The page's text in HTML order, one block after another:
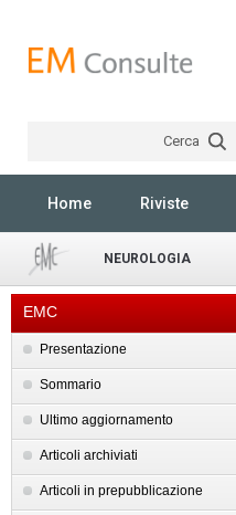
Cerca
Home Riviste
NEUROLOGIA
EMC
Presentazione
Sommario
Ultimo aggiornamento
Articoli archiviati
Articoli in prepubblicazione